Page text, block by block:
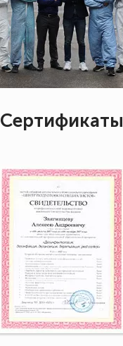
Сертификаты